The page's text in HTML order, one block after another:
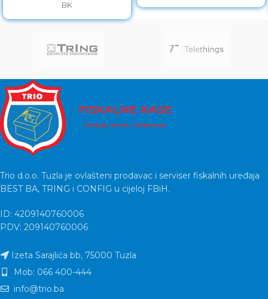
BK
Trio d.o.o. Tuzla je ovlašteni prodavac i serviser fiskalnih uređaja
BEST BA, TRING i CONFIG u cijeloj FBiH.
ID: 4209140760006
PDV: 209140760006
Izeta Sarajlića bb, 75000 Tuzla
Mob: 066 400-444
info@trio.ba